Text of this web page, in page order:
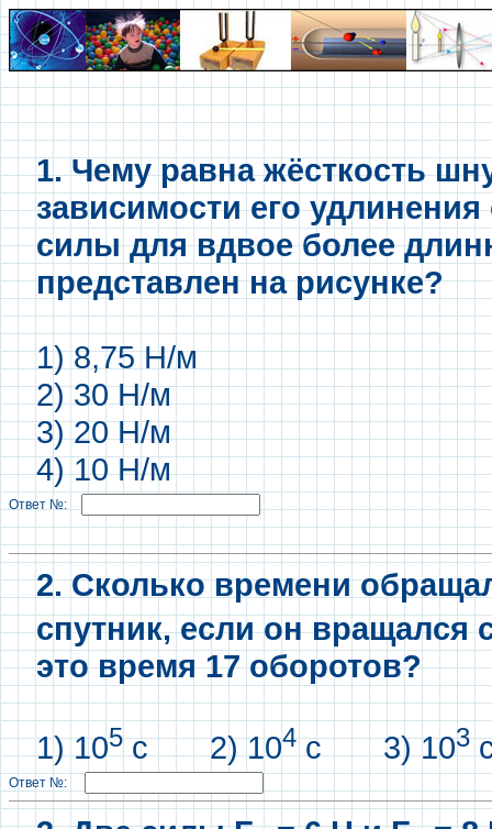
1. Чему равна жёсткость
зависимости его
силы для вдвое более
представлен на рисунке?
1) 8,75 Н/м
2) 30 Н/м
3) 20 Н/м
4) 10 Н/м
Ответ №:
2. Сколько времени
спутник, если он вращался
это время 17 оборотов?
1) 105с 2) 104с 3) 103
Ответ №: